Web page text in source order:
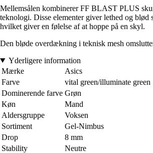
Mellemsålen kombinerer FF BLAST PLUS
teknologi. Disse elementer giver lethed og blød
hvilket giver en følelse af at hoppe på en skyl.
Den bløde overdækning i teknisk mesh
Yderligere information
Mærke
Asics
Farve
vital green/illuminate green
Dominerende farve Grøn
Køn
Mand
Aldersgruppe
Voksen
Sortiment
Gel-Nimbus
Drop
8 mm
Stability
Neutre